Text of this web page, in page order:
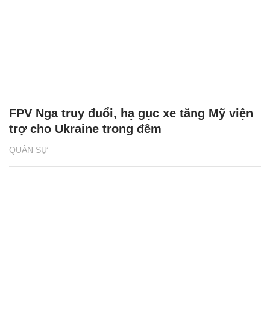
QUÂN SỰ
FPV Nga truy đuổi, hạ gục xe tăng Mỹ viện
trợ cho Ukraine trong đêm